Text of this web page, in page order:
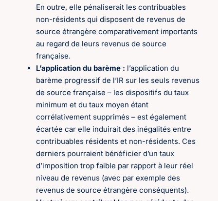
En outre, elle pénaliserait les contribuables
non-résidents qui disposent de revenus de
source étrangère comparativement importants
au regard de leurs revenus de source
française.
L’application du barème : l’application du
barème progressif de l’IR sur les seuls revenus
de source française – les dispositifs du taux
minimum et du taux moyen étant
corrélativement supprimés – est également
écartée car elle induirait des inégalités entre
contribuables résidents et non-résidents. Ces
derniers pourraient bénéficier d’un taux
d’imposition trop faible par rapport à leur réel
niveau de revenus (avec par exemple des
revenus de source étrangère conséquents).